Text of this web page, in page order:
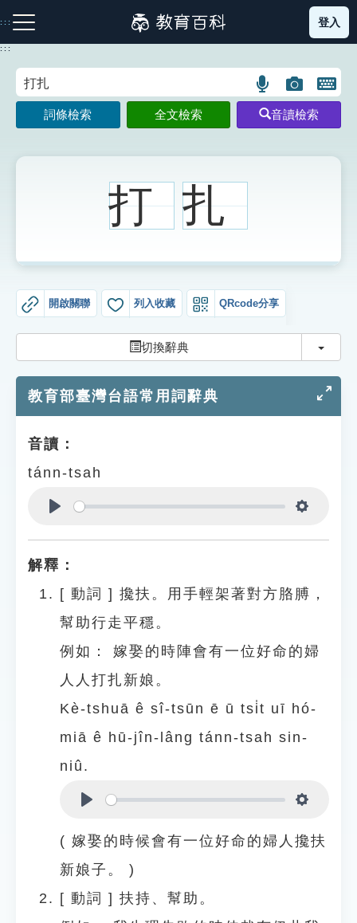
到
主
:::
注音索引圖示 筆畫索引圖示 部首索引表圖示
生字詞彙表
知識索引
遊戲專區
貓頭鷹博士
登入
:::
語
言
搜
圖
片
搜
開
鍵
圖
詞條檢索 全文檢索 音讀檢索
打 扎
開啟關聯 列入收藏 QRcode分享
切換辭典 切換
教育部臺灣台語常用詞辭典
音讀：
tánn-tsah
解釋：
[ 動詞 ] 攙扶。用手輕架著對方胳膊，
幫助行走平穩。
例如：
嫁娶的時陣會有一位好命的婦
人人打扎新娘。
Kè-tshuā ê sî-tsūn ē ū tsi̍t uī hó-
miā ê hū-jîn-lâng tánn-tsah sin-
niû.
( 嫁娶的時候會有一位好命的婦人攙扶
新娘子。 )
[ 動詞 ] 扶持、幫助。